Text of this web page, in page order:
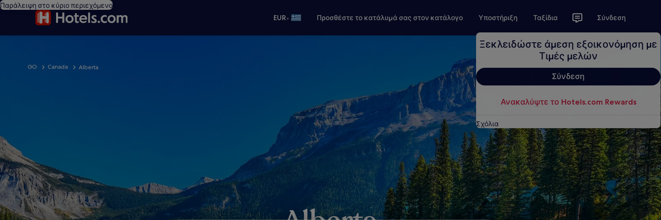
Παράλειψη στο κύριο περιεχόμενο
EUR• Προσθέστε το κατάλυμά σας στον κατάλογο Υποστήριξη Ταξίδια Σύνδεση
Ξεκλειδώστε άμεση εξοικονόμηση με
Τιμές μελών
Σύνδεση
Ανακαλύψτε το Hotels.com Rewards
Σχόλια
GO Canada Alberta